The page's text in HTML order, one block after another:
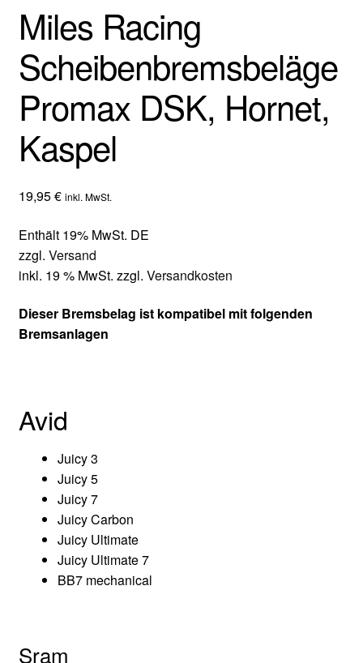
Miles Racing
Scheibenbremsbeläge
Promax DSK, Hornet,
Kaspel
19,95€ inkl. MwSt.
Enthält 19% MwSt. DE
zzgl. Versand
inkl. 19 % MwSt. zzgl. Versandkosten
Dieser Bremsbelag ist kompatibel mit folgenden
Bremsanlagen
Avid
Juicy 3
Juicy 5
Juicy 7
Juicy Carbon
Juicy Ultimate
Juicy Ultimate 7
BB7 mechanical
Sram